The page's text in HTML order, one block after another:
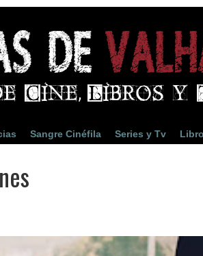
Sangre Cinéfila Series y Tv